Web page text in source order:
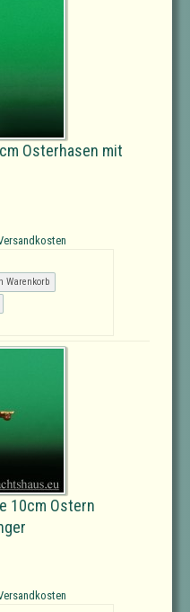
Osterhasen mit
Warenkorb
10cm Ostern